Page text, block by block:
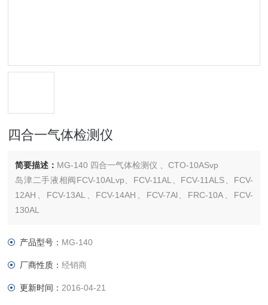
四合一气体检测仪
简要描述： MG-140 四合一气体检测仪 、CTO-10ASvp
岛津二手液相阀FCV-10ALvp、FCV-11AL、FCV-11ALS、FCV-
12AH、FCV-13AL、FCV-14AH、FCV-7Al、FRC-10A、FCV-
130AL
DGU-14AM、SUS Mixer-8A分析型、SUS Mixer-8A制备型
产品型号： MG-140
厂商性质：经销商
更新时间： 2016-04-21